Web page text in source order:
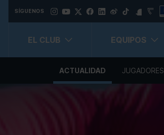
SÍGUENOS
EL CLUB EQUIPOS
ACTUALIDAD JUGADORES